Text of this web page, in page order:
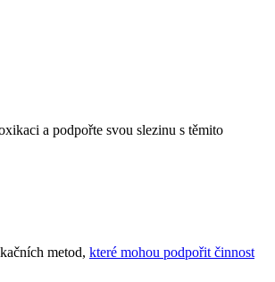
a podpořte svou slezinu s těmito
metod, které mohou podpořit činnost